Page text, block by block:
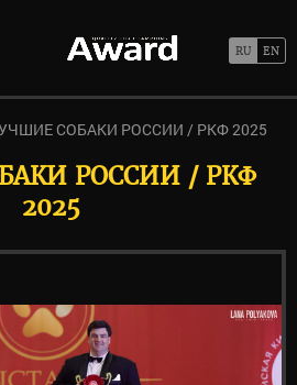
СОБАКИ РОССИИ / РКФ 2025
РОССИИ / РКФ
2025